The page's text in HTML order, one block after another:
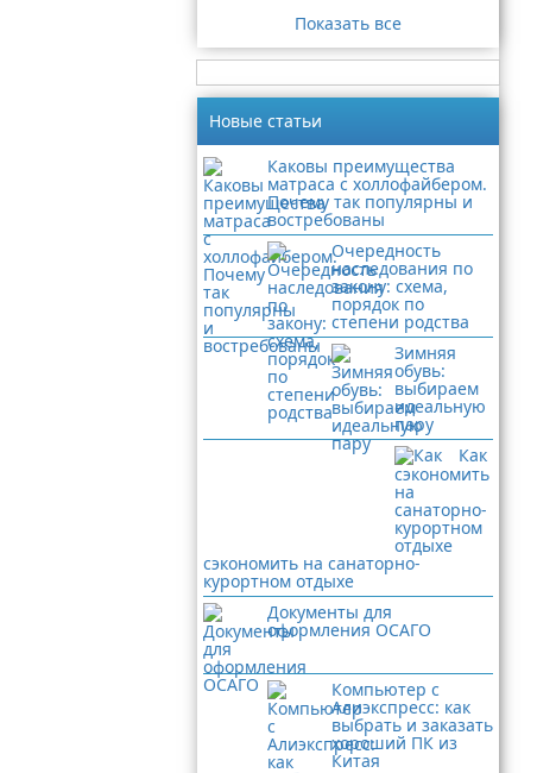
Показать все
Новые статьи
Каковы преимущества
матраса с холлофайбером.
Почему так популярны и
востребованы
Очередность
наследования по
закону: схема,
порядок по
степени родства
Зимняя
обувь:
выбираем
идеальную
пару
Как
сэкономить на санаторно-
курортном отдыхе
Документы для
оформления ОСАГО
Компьютер с
Алиэкспресс: как
выбрать и заказать
хороший ПК из
Китая